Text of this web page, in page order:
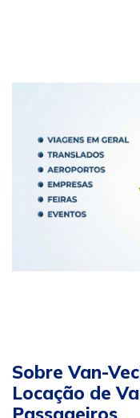
Sobre Van-
Locação de